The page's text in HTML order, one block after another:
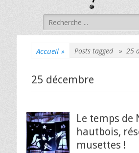
Rechercher :
Accueil » Posts tagged » 25
25 décembre
Le temps de
hautbois,
musettes !